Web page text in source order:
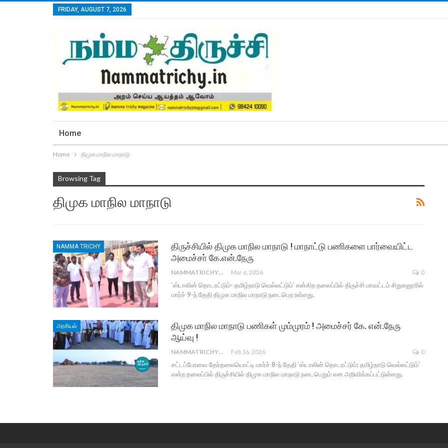
FRIDAY, AUGUST 7, 2026
Home
Home திமுக மாநில மாநாடு
Browsing Tag
திமுக மாநில மாநாடு
NAMMA TRICHY
திருச்சியில் திமுக மாநில மாநாடு ! மாநாட்டு பணிகளை பார்வையிட்ட
அமைச்சா் கே.என்.நேரு
NAMMATRICHY2016 Mar 6, 2026 0
‘ஸ்டாலின் தொடரட்டும்- தமிழ்நாடு வெல்லட்டும்’ என்கிற தலைப்பில் திருச்சி மாவட்டம் சிறுகனூரில்
மார்ச் 9-ந் தேதி திமுக மாநில மாநாடு நடைபெற உள்ளது.
அரசியல்
திமுக மாநில மாநாடு பணிகள் மும்முரம் ! அமைச்சர் கே. என்.நேரு
ஆய்வு !
NAMMATRICHY2016 Feb 16, 2026 0
சட்டப்பேரவை தேர்தலையொட்டி மார்ச் 8-ந் தேதி ‘ஸ்டாலின் தொடரட்டும்; தமிழ்நாடு வெல்லட்டும்’
என்ற தலைப்பில் திருச்சியில் திமுக மாநில மாநாடு நடைபெறும் என அறிவிக்கப்பட்டுள்ளது.